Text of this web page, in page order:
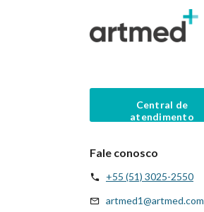
Central de
atendimento
Fale conosco
+55 (51) 3025-2550
artmed1@artmed.com